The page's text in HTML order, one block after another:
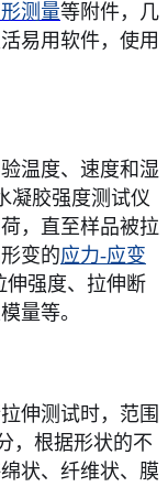
测量等附件，几
易用软件，使用
温度、速度和湿
凝胶强度测试仪
，直至样品被拉
变的应力-应变
伸强度、拉伸断
量等。
伸测试时，范围
，根据形状的不
状、纤维状、膜